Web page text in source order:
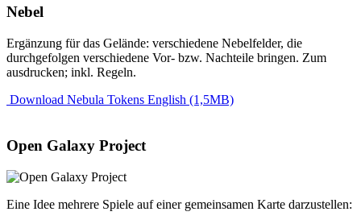
Nebel
Ergänzung für das Gelände: verschiedene Nebelfelder, die
durchgefolgen verschiedene Vor- bzw. Nachteile bringen. Zum
ausdrucken; inkl. Regeln.
Download Nebula Tokens English (1,5MB)
Open Galaxy Project
Eine Idee mehrere Spiele auf einer gemeinsamen Karte darzustellen: